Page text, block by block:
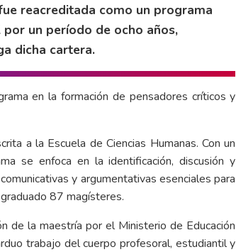
reacreditada como un programa
un período de ocho años,
dicha cartera.
en la formación de pensadores críticos y
a la Escuela de Ciencias Humanas. Con un
se enfoca en la identificación, discusión y
y argumentativas esenciales para
87 magísteres.
de la maestría por el Ministerio de Educación
trabajo del cuerpo profesoral, estudiantil y